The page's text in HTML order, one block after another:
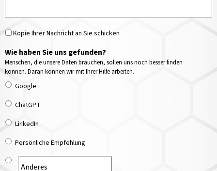
Kopie Ihrer Nachricht an Sie schicken
Wie haben Sie uns gefunden?
Menschen, die unsere Daten brauchen, sollen uns noch besser finden
können. Daran können wir mit Ihrer Hilfe arbeiten.
Google
ChatGPT
LinkedIn
Persönliche Empfehlung